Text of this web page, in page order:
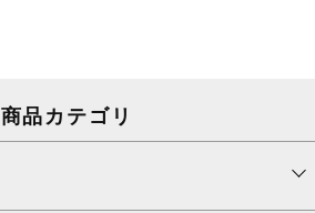
商品カテゴリ